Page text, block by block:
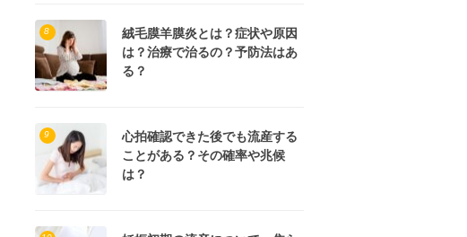
8
絨毛膜羊膜炎とは？症状や原因
は？治療で治るの？予防法はあ
る？
9
心拍確認できた後でも流産する
ことがある？その確率や兆候
は？